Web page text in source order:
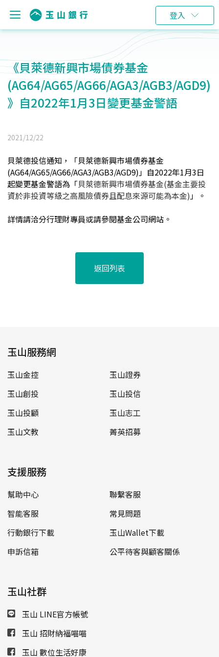
登入
《貝萊德新興市場債券基金
(AG64/AG65/AG66/AGA3/AGB3/AGD9)
》自2022年1月3日變更基金警語
2021/12/22
貝萊德投信通知，「貝萊德新興市場債券基金
(AG64/AG65/AG66/AGA3/AGB3/AGD9)」自2022年1月3日
起變更基金警語為「貝萊德新興市場債券基金(基金主要投
資於非投資等級之高風險債券且配息來源可能為本金)」。
詳情請洽分行理財專員或請參閱基金公司網站。
返回列表
玉山服務網
玉山金控
玉山證券
玉山創投
玉山投信
玉山投顧
玉山志工
玉山文教
菁英招募
支援服務
幫助中心
聯繫客服
智能客服
常見問題
行動銀行下載
玉山Wallet下載
申訴信箱
公平待客與顧客關係
玉山社群
玉山 LINE官方帳號
玉山 招財納福喵喵
玉山 數位生活好康